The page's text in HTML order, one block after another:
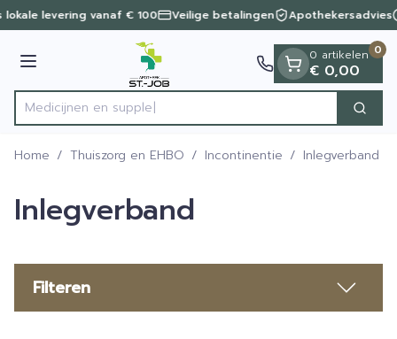
Ga naar de inhoud
1 van 1
levering vanaf € 100 Veilige betalingen Apothekersadvies
Menu
Product, merk, categorie... Zoek
0 artikelen
€ 0,00
0
Home / Thuiszorg en EHBO / Incontinentie / Inlegverband
Inlegverband
Filteren